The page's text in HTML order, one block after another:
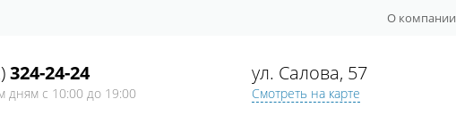
О компании
324-24-24
днямс 10:00 до 19:00
ул. Салова, 57
Смотреть на карте